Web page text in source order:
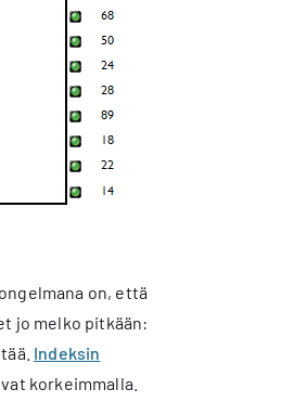
on, että
jo melko pitkään:
Indeksin
korkeimmalla.